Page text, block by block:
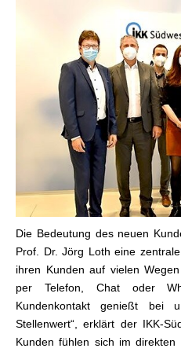
Die Bedeutung des neuen
Prof. Dr. Jörg Loth eine
ihren Kunden auf vielen
per Telefon, Chat oder
Kundenkontakt genießt bei
Stellenwert“, erklärt der IKK-
Kunden fühlen sich im